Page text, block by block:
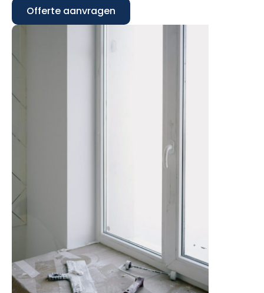
Offerte aanvragen